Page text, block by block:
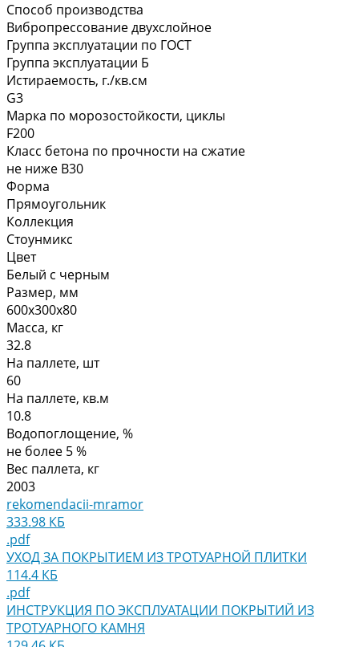
Способ производства
Вибропрессование двухслойное
Группа эксплуатации по ГОСТ
Группа эксплуатации Б
Истираемость, г./кв.см
G3
Марка по морозостойкости, циклы
F200
Класс бетона по прочности на сжатие
не ниже В30
Форма
Прямоугольник
Коллекция
Стоунмикс
Цвет
Белый с черным
Размер, мм
600х300х80
Масса, кг
32.8
На паллете, шт
60
На паллете, кв.м
10.8
Водопоглощение, %
не более 5 %
Вес паллета, кг
2003
rekomendacii-mramor
333.98 КБ
.pdf
УХОД ЗА ПОКРЫТИЕМ ИЗ ТРОТУАРНОЙ ПЛИТКИ
114.4 КБ
.pdf
ИНСТРУКЦИЯ ПО ЭКСПЛУАТАЦИИ ПОКРЫТИЙ ИЗ
ТРОТУАРНОГО КАМНЯ